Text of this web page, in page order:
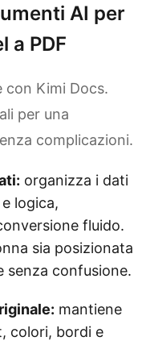
AI per
a PDF
con Kimi Docs.
per una
complicazioni.
organizza i dati
logica,
fluido.
sia posizionata
senza confusione.
mantiene
colori, bordi e